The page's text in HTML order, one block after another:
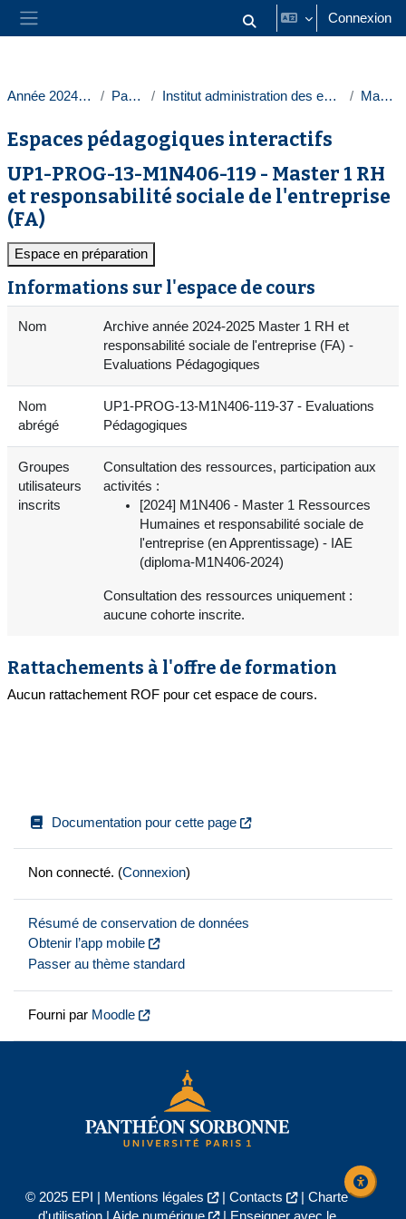
Passer au contenu principal
Panneau latéral Activer/désactiver la saisie
Connexion
Année 2024-2025 Paris 1 Institut administration des entreprises Masters
Espaces pédagogiques interactifs
UP1-PROG-13-M1N406-119 - Master 1 RH
et responsabilité sociale de l'entreprise
(FA)
Espace en préparation
Informations sur l'espace de cours
Nom
Archive année 2024-2025 Master 1 RH et
responsabilité sociale de l'entreprise (FA) -
Evaluations Pédagogiques
Nom
abrégé
UP1-PROG-13-M1N406-119-37 - Evaluations
Pédagogiques
Groupes
utilisateurs
inscrits
Consultation des ressources, participation aux
activités :
[2024] M1N406 - Master 1 Ressources
Humaines et responsabilité sociale de
l'entreprise (en Apprentissage) - IAE
(diploma-M1N406-2024)
Consultation des ressources uniquement :
aucune cohorte inscrite.
Rattachements à l'offre de formation
Aucun rattachement ROF pour cet espace de cours.
Documentation pour cette page
Non connecté. (Connexion)
Résumé de conservation de données
Obtenir l’app mobile
Passer au thème standard
Fourni par Moodle
© 2025 EPI | Mentions légales | Contacts | Charte